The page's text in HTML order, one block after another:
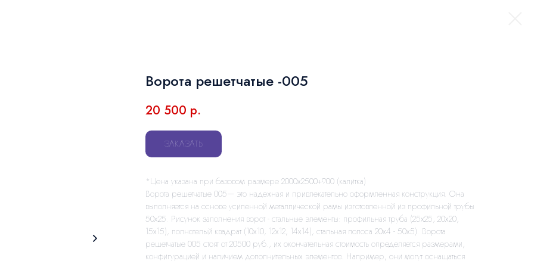
Ворота решетчатые -005
20 500 р.
ЗАКАЗАТЬ
*Цена указана при базовом размере 2000х2500+900 (калитка)
Ворота решетчатые 005— это надежная и привлекательно оформленная конструкция. Она
выполняется на основе усиленной металлической рамы изготовленной из профильной трубы
50х25. Рисунок заполнения ворот - стальные элементы: профильная труба (25х25, 20х20,
15х15), полнотелый квадрат (10х10, 12х12, 14х14), стальная полоса 20х4 - 50х5). Ворота
решетчатые 005 стоят от 20500 руб., их окончательная стоимость определяется размерами,
конфигурацией и наличием дополнительных элементов. Например, они могут оснащаться